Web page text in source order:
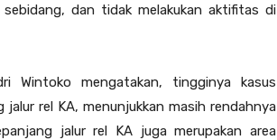
dan tidak melakukan aktifitas di
Wintoko mengatakan, tingginya kasus
rel KA, menunjukkan masih rendahnya
jalur rel KA juga merupakan area